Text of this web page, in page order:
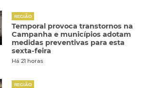
REGIÃO
Temporal provoca transtornos na
Campanha e municípios adotam
medidas preventivas para esta
sexta-feira
Há 21 horas
REGIÃO